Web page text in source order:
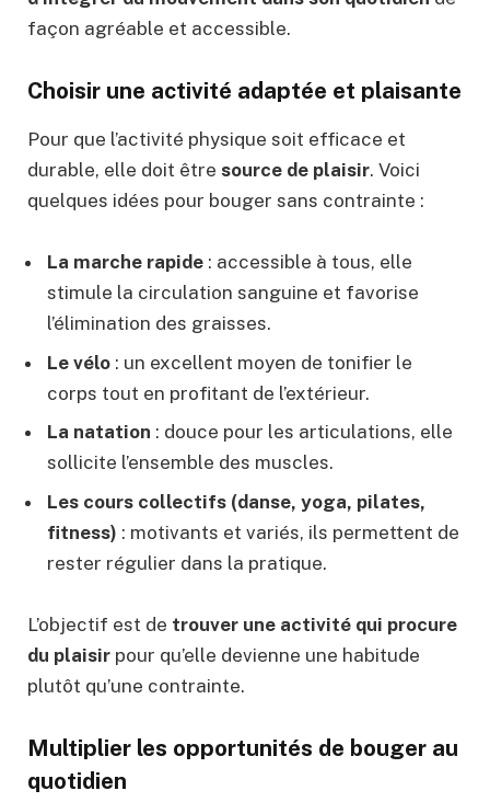
façon agréable et accessible.
Choisir une activité adaptée et plaisante
Pour que l’activité physique soit efficace et
durable, elle doit être source de plaisir. Voici
quelques idées pour bouger sans contrainte :
La marche rapide : accessible à tous, elle
stimule la circulation sanguine et favorise
l’élimination des graisses.
Le vélo : un excellent moyen de tonifier le
corps tout en profitant de l’extérieur.
La natation : douce pour les articulations, elle
sollicite l’ensemble des muscles.
Les cours collectifs (danse, yoga, pilates,
fitness) : motivants et variés, ils permettent de
rester régulier dans la pratique.
L’objectif est de trouver une activité qui procure
du plaisir pour qu’elle devienne une habitude
plutôt qu’une contrainte.
Multiplier les opportunités de bouger au
quotidien